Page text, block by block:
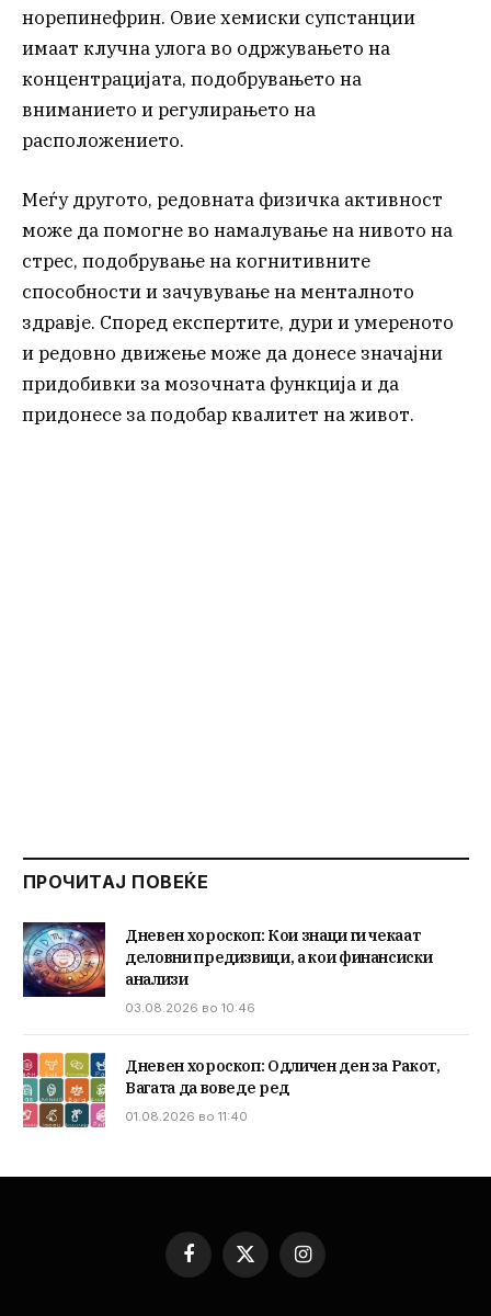
норепинефрин. Овие хемиски супстанции
имаат клучна улога во одржувањето на
концентрацијата, подобрувањето на
вниманието и регулирањето на
расположението.
Меѓу другото, редовната физичка активност
може да помогне во намалување на нивото на
стрес, подобрување на когнитивните
способности и зачувување на менталното
здравје. Според експертите, дури и умереното
и редовно движење може да донесе значајни
придобивки за мозочната функција и да
придонесе за подобар квалитет на живот.
ПРОЧИТАЈ ПОВЕЌЕ
Дневен хороскоп: Кои знаци ги чекаат
деловни предизвици, а кои финансиски
анализи
03.08.2026 во 10:46
Дневен хороскоп: Одличен ден за Ракот,
Вагата да воведе ред
01.08.2026 во 11:40
Facebook
X
Instagram